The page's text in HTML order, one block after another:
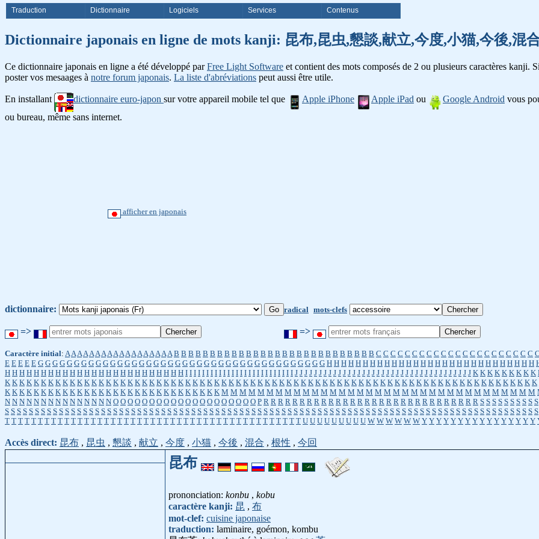
Traduction Dictionnaire Logiciels Services Contenus
Dictionnaire japonais en ligne de mots kanji: 昆布,昆虫,懇談,献立,今度,小猫,今後,混
Ce dictionnaire japonais en ligne a été développé parFree Light Software et contient des mots composés de 2 ou plusieurs caractères kanji.
poster vos mesaages à notre forum japonais. La liste d'abréviations peut aussi être utile.
En installant dictionnaire euro-japon sur votre appareil mobile tel que Apple iPhone Apple iPad ou Google Android vous
ou bureau, même sans internet.
afficher en japonais
dictionnaire: radical mots-clefs
=> =>
Caractère initial: A A A A A A A A A A A A A A A A A A B B B B B B B B B B B B B B B B B B B B B B B B B B B B C C C C C C C C C C C C C C C C C C C C C C C
E E E E E G G G G G G G G G G G G G G G G G G G G G G G G G G G G G G G G G G G G G G G G H H H H H H H H H H H H H H H H H H H H H H H H H H H H H
H H H H H H H H H H H H H H H H H H H H H H H H H I I I I I I I I I I I I I I I I I I I I I I I I I I J J J J J J J J J J J J J J J J J J J J J J J J J J J J J J J J J J J J J K K K K K K K K K
K K K K K K K K K K K K K K K K K K K K K K K K K K K K K K K K K K K K K K K K K K K K K K K K K K K K K K K K K K K K K K K K K K K K K K K K K K
K K K K K K K K K K K K K K K K K K K K K K K K K K K K K K M M M M M M M M M M M M M M M M M M M M M M M M M M M M M M M M M M M
N N N N N N N N N N N N N N N O O O O O O O O O O O O O O O O O O O O P R R R R R R R R R R R R R R R R R R R R R R R R R R R R R R S S S S S S S S S S
S S S S S S S S S S S S S S S S S S S S S S S S S S S S S S S S S S S S S S S S S S S S S S S S S S S S S S S S S S S S S S S S S S S S S S S S S S S S S S S S S S S S S S S S S
T T T T T T T T T T T T T T T T T T T T T T T T T T T T T T T T T T T T T T T T T T T T T U U U U U U U U U W W W W W W Y Y Y Y Y Y Y Y Y Y Y Y Y Y Y Y
Accès direct: 昆布 , 昆虫 , 懇談 , 献立 , 今度 , 小猫 , 今後 , 混合 , 根性 , 今回
昆布
prononciation: konbu , kobu
caractère kanji: 昆 , 布
mot-clef: cuisine japonaise
traduction: laminaire, goémon, kombu